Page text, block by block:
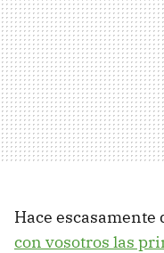
Hace escasamente
con vosotros las